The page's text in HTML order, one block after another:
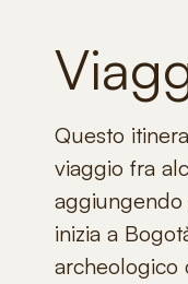
Questo
viaggio fra
aggiungendo
inizia a
archeologico